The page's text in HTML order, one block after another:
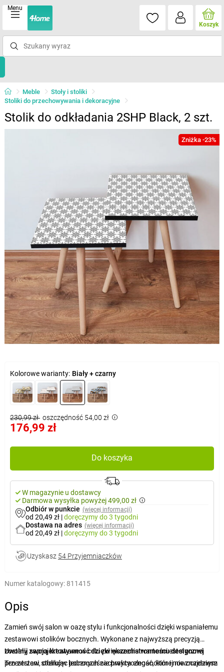
Menu
Koszyk
Meble
Stoły i stoliki
Stoliki do przechowywania i dekoracyjne
Stolik do odkładania 2SHP Black, 2 szt.
Zniżka -23%
Kolorowe warianty: Biały + czarny
230,99 zł oszczędność 54,00 zł
176,99 zł
Do koszyka
W magazynie u dostawcy
Darmowa wysyłka powyżej 499,00 zł
Odbiór w punkcie (więcej informacji)
od 20,49 zł |doręczymydo 3 tygodni
Dostawa na adres (więcej informacji)
od 20,49 zł |doręczymydo 3 tygodni
Uzyskasz 54 Przyjemniaczków
Numer katalogowy: 811415
Opis
Zamień swój salon w oazę stylu i funkcjonalności dzięki wspaniałemu
zestawowi stolików bocznych. Wykonane z najwyższą precyzją
zostały zaprojektowane w celu zwiększenia wartości estetycznej
przestrzeni, oferując jednocześnie praktyczność, której nie znajdziesz
Uwolnij swoją kreatywność dzięki wszechstronnemu designowi
Ten zestaw stolików bocznych zachwyca eleganckim i nowoczesnym